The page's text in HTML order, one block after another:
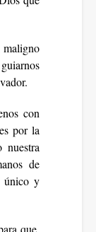
maligno
con
por la
nuestra
de
único y